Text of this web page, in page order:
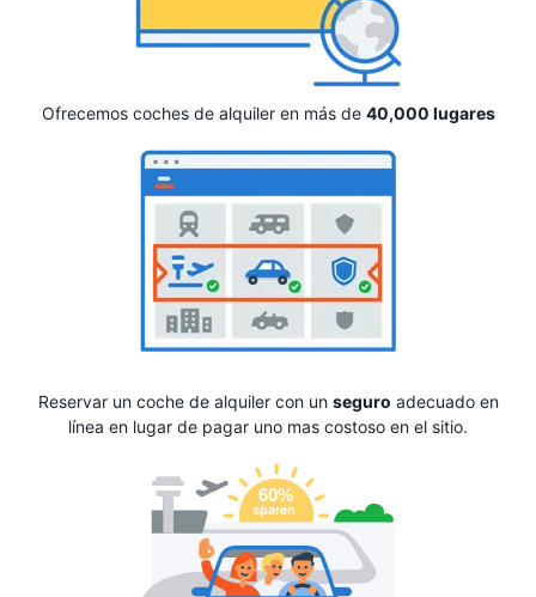
Ofrecemos coches de alquiler en más de 40,000 lugares
Reservar un coche de alquiler con un seguro adecuado en
línea en lugar de pagar uno mas costoso en el sitio.